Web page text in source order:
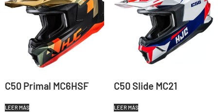
C50 Primal MC6HSF
LEER MÁS
C50 Slide MC21
LEER MÁS